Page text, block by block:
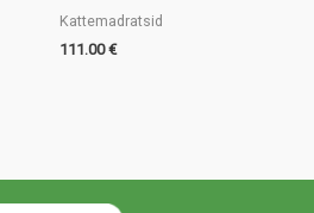
Kattemadratsid
111.00€